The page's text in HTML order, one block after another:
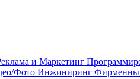
и Маркетинг
Фото Инжиниринг